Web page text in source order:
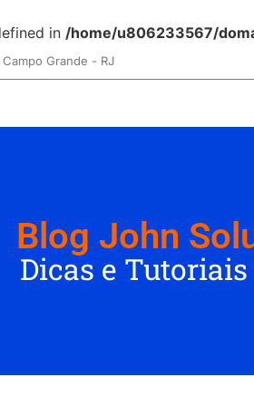
in /home/u806233567/
Grande - RJ
Blog John
Dicas e